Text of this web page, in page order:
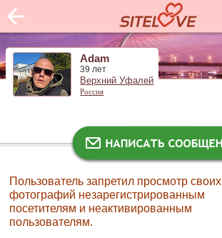
Adam
39 лет
Верхний Уфалей
Россия
Пользователь запретил просмотр своих
фотографий незарегистрированным
посетителям и неактивированным
пользователям.